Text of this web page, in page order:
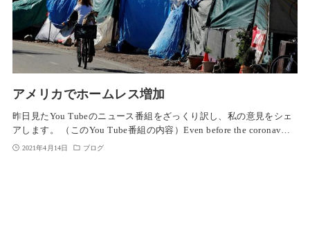
アメリカでホームレス増加
昨日見たYou Tubeのニュース番組をざっくり訳し、私の意見をシェ
アします。 （このYou Tube番組の内容）Even before the coronav…
2021年4月14日 ブログ